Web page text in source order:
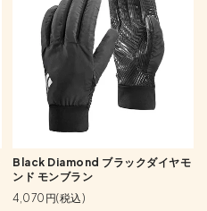
Black Diamond ブラックダイヤモ
ンド モンブラン
4,070円(税込)